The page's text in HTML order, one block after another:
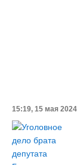
15:19, 15 мая 2024